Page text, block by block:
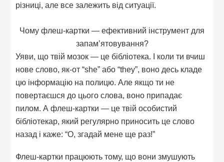
різниці, але все залежить від ситуації.
Чому флеш-картки — ефективний інструмент для
запам’ятовування?
Уяви, що твій мозок — це бібліотека. І коли ти вчиш
нове слово, як-от “she” або “they”, воно десь кладе
цю інформацію на полицю. Але якщо ти не
повертаєшся до цього слова, воно припадає
пилом. А флеш-картки — це твій особистий
бібліотекар, який регулярно приносить це слово
назад і каже: “О, згадай мене ще раз!”
Флеш-картки працюють тому, що вони змушують